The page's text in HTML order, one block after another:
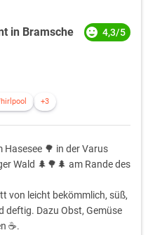
in Bramsche 4,3/5
+3
Hasesee 🌳 in der Varus
Wald 🌲🌳🌲 am Rande des
von leicht bekömmlich, süß,
deftig. Dazu Obst, Gemüse
☕️.